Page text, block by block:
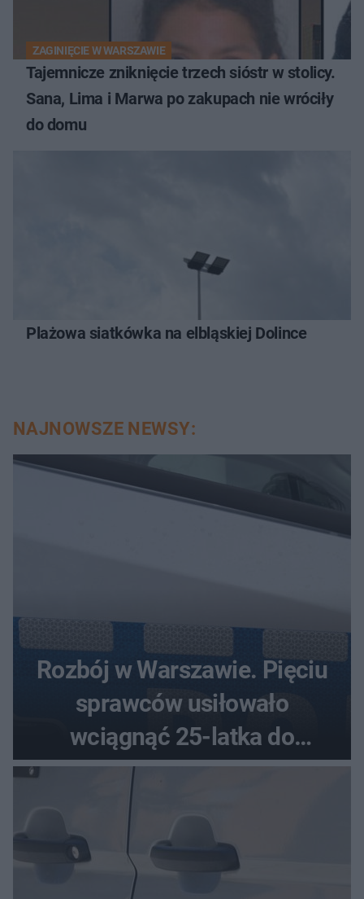
ZAGINIĘCIE W WARSZAWIE
Tajemnicze zniknięcie trzech sióstr w stolicy.
Sana, Lima i Marwa po zakupach nie wróciły
do domu
Plażowa siatkówka na elbląskiej Dolince
NAJNOWSZE NEWSY:
Rozbój w Warszawie. Pięciu
sprawców usiłowało
wciągnąć 25-latka do
samochodu